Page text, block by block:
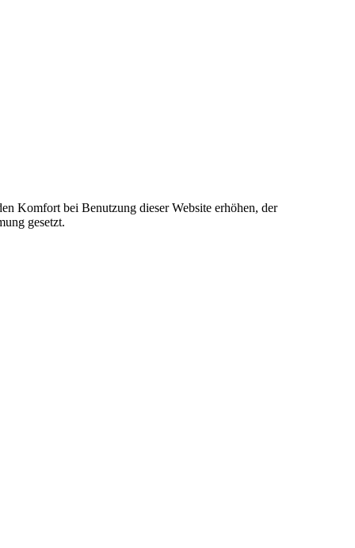
Komfort bei Benutzung dieser Website erhöhen, der
gesetzt.